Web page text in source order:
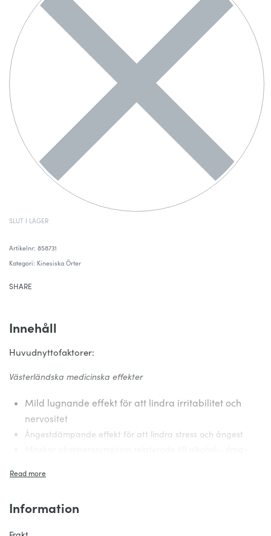
SLUT I LAGER
858731
Kategori: Kinesiska Örter
SHARE
Innehåll
Huvudnyttofaktorer:
Västerländska medicinska effekter
Mild lugnande effekt för att lindra irritabilitet och
nervositet
Ångestdämpande effekt för att lindra stress och ångest
Lugnande effekt för att lindra emotionella och psykiska
Information